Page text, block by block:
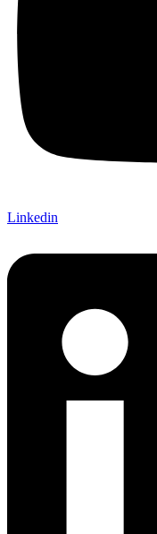
Linkedin